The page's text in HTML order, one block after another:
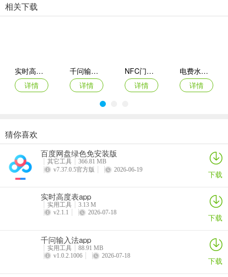
相关下载
实时高度表app
详情
千问输入法app
详情
NFC门卡助手2026官方最新版本
详情
电费水费助手(生活管理应用)
详情
高清屏幕录制助手(手机录屏剪辑工具)
详情
绿叶加速器app
详情
罗盘相机app
fluxdown手机版
猜你喜欢
百度网盘绿色免安装版
其它工具
366.81 MB
v7.37.0.5官方版
2026-06-19 下载
实时高度表app
实用工具
3.13 M
v2.1.1
2026-07-18 下载
千问输入法app
实用工具
88.91 MB
v1.0.2.1006
2026-07-18 下载